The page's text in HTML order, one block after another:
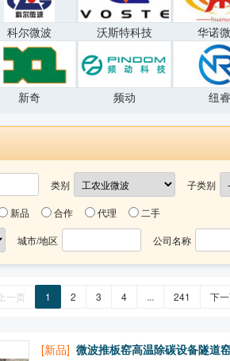
科尔微波 沃斯特科技 华诺
新奇 频动 纽睿
类别 子类别
新品 合作 代理 二手
城市/地区 公司名称
上一页 1 2 3 4 ... 241 下
[新品]